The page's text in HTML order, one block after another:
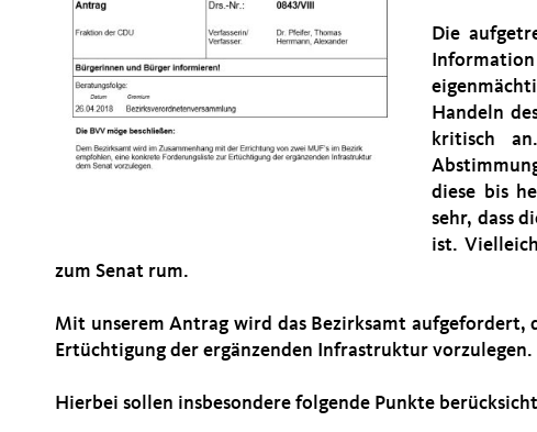
Die
Handeln
kritisch
diese bis
sehr, dass
ist.
zum Senat rum.
Mit unserem Antrag wird das Bezirksamt aufgefordert,
Ertüchtigung der ergänzenden Infrastruktur vorzulegen.
Hierbei sollen insbesondere folgende Punkte